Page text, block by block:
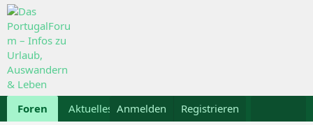
Foren Aktuelles Galerie Kalender
Anmelden Registrieren